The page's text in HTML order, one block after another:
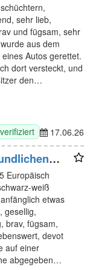
sehr lieb,
und fügsam, sehr
aus dem
Autos gerettet.
dort versteckt, und
den…
verifiziert 17.06.26
Europäisch
weiß
etwas
gesellig,
brav, fügsam,
devot
auf einer
abgegeben…